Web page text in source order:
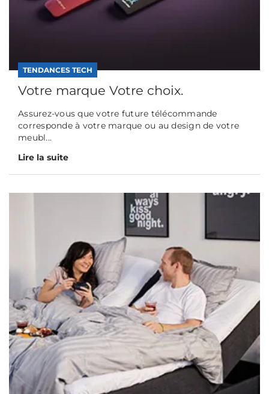
TENDANCES TECH
Votre marque Votre choix.
Assurez-vous que votre future télécommande
corresponde à votre marque ou au design de votre
meubl...
Lire la suite